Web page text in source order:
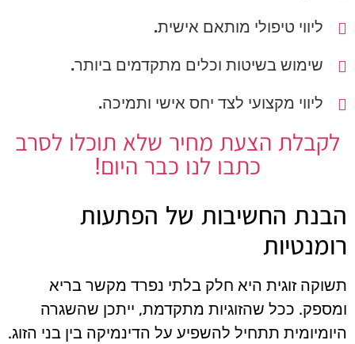
ליווי טיפולי מותאם אישית.
שימוש בשיטות וכלים מתקדמים ביותר.
ליווי מקצועי לצד יחס אישי ותמיכה.
לקבלת הצעת מחיר שלא תוכלו לסרב
כתבו לנו כבר היום!
הבנת החשיבות של הפתעות
רומנטיות
תשוקה זוגית היא חלק בלתי נפרד מקשר בריא
ומספק. ככל שהזוגיות מתקדמת, ייתכן שהשגרה
היומיומית תתחיל להשפיע על הדינמיקה בין בני הזוג.